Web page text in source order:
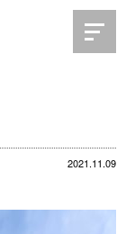
2021.11.09